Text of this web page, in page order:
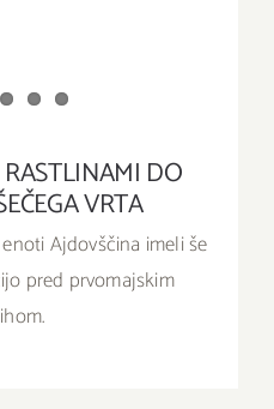
DO
VRTA
Ajdovščina imeli še
pred prvomajskim